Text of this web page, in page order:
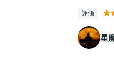
評価
星